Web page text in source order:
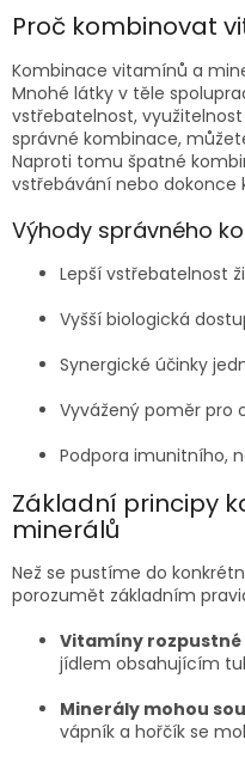
Proč kombinovat
Kombinace vitamínů a
Mnohé látky v těle
vstřebatelnost,
správné kombinace,
Naproti tomu špatné
vstřebávání nebo
Výhody správného
Lepší vstřebatelnost
Vyšší biologická
Synergické účinky
Vyvážený poměr pro
Podpora imunitního,
Základní principy
minerálů
Než se pustíme do
porozumět základním
Vitamíny rozpustné
jídlem obsahujícím
Minerály mohou
vápník a hořčík se